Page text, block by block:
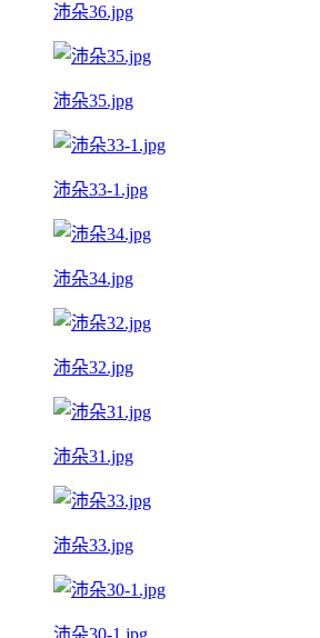
沛朵36.jpg
沛朵35.jpg
沛朵33-1.jpg
沛朵34.jpg
沛朵32.jpg
沛朵31.jpg
沛朵33.jpg
沛朵30-1.jpg